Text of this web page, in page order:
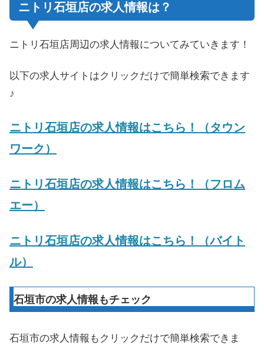
ニトリ石垣店の求人情報は？
ニトリ石垣店周辺の求人情報についてみていきます！
以下の求人サイトはクリックだけで簡単検索できます
♪
ニトリ石垣店の求人情報はこちら！（タウン
ワーク）
ニトリ石垣店の求人情報はこちら！（フロム
エー）
ニトリ石垣店の求人情報はこちら！（バイト
ル）
石垣市の求人情報もチェック
石垣市の求人情報もクリックだけで簡単検索できま